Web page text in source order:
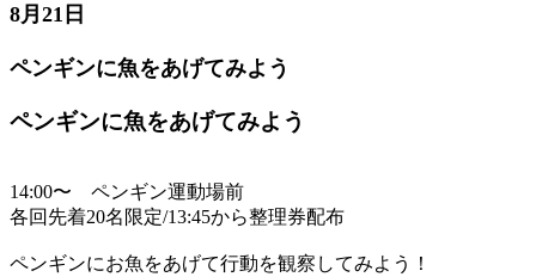
8月21日
ペンギンに魚をあげてみよう
ペンギンに魚をあげてみよう
14:00〜 ペンギン運動場前
各回先着20名限定/13:45から整理券配布
ペンギンにお魚をあげて行動を観察してみよう！